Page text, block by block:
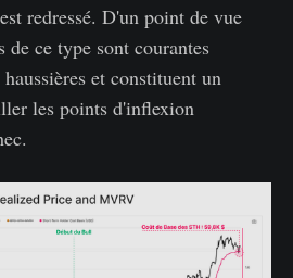
redressé. D'un point de vue
de ce type sont courantes
et constituent un
les points d'inflexion